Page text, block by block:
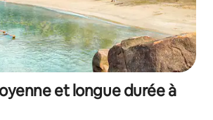
et longue durée à